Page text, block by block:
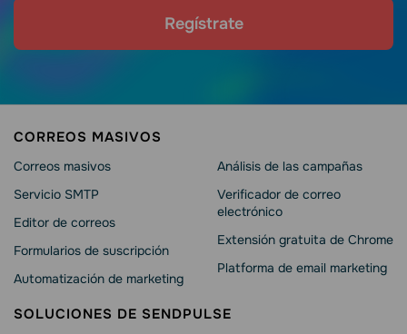
Regístrate
CORREOS MASIVOS
Correos masivos
Servicio SMTP
Editor de correos
Formularios de suscripción
Automatización de marketing
Análisis de las campañas
Verificador de correo
electrónico
Extensión gratuita de Chrome
Platforma de email marketing
SOLUCIONES DE SENDPULSE